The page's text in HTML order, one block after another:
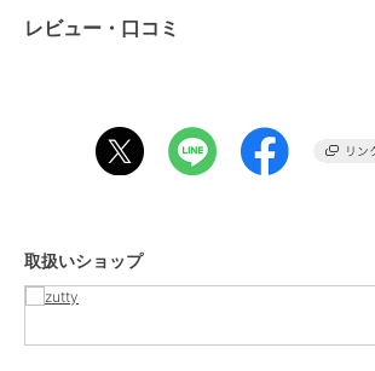
このあたりに興味のある方におすすめです。
#ストリートファッション、#黒、#ジョガーパンツ
#おしゃれ #かっこいい
定番人気A
レビュー・口コミ
取扱いショップ